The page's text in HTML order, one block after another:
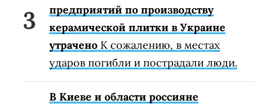
предприятий по производству
керамической плитки в Украине
утрачено К сожалению, в местах
ударов погибли и пострадали люди.
В Киеве и области россияне